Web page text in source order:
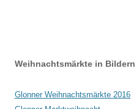
Navigation
Weihnachtsmärkte in Bildern
Glonner Weihnachtsmärkte 2016